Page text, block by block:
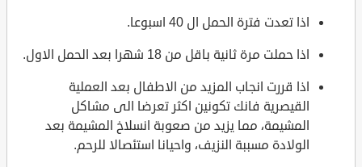
اذا تعدت فترة الحمل ال 40 اسبوعا.
اذا حملت مرة ثانية باقل من 18 شهرا بعد الحمل الاول.
اذا قررت انجاب المزيد من الاطفال بعد العملية
القيصرية فانك تكونين اكثر تعرضا الى مشاكل
المشيمة، مما يزيد من صعوبة انسلاخ المشيمة بعد
الولادة مسببة النزيف، واحيانا استئصالا للرحم.